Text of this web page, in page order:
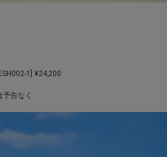
1] ¥24,200
告なく